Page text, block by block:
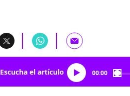
Escucha el artículo 00:00